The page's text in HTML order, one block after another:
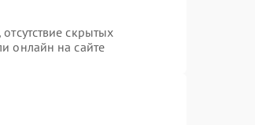
скрытых
онлайн на сайте